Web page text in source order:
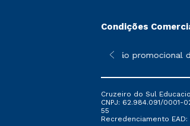
Condições
sofrer alterações nos períodos de
*A condição promocional
Cruzeiro do Sul
CNPJ: 62.984.091/0001-
55
Recredenciamento EAD: